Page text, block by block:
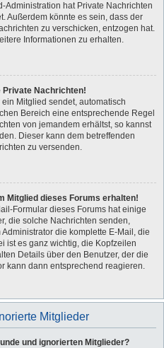
Administration hat Private Nachrichten
Außerdem könnte es sein, dass der
zu verschicken, entzogen hat.
Informationen zu erhalten.
Private Nachrichten!
Mitglied sendet, automatisch
Bereich eine entsprechende Regel
von jemandem erhältst, so kannst
Dieser kann dem betreffenden
zu versenden.
Mitglied dieses Forums erhalten!
Formular dieses Forums hat einige
die solche Nachrichten senden,
die komplette E-Mail, die
ist es ganz wichtig, die Kopfzeilen
Details über den Benutzer, der die
kann dann entsprechend reagieren.
Mitglieder
und ignorierten Mitglieder?